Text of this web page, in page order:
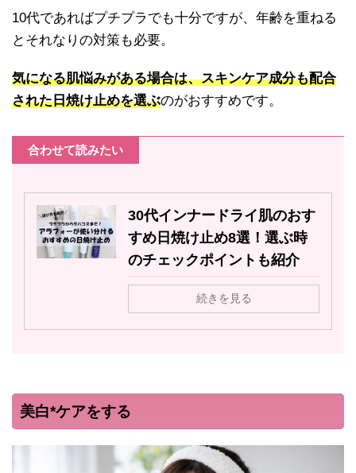
10代であればプチプラでも十分ですが、年齢を重ねる
とそれなりの対策も必要。
気になる肌悩みがある場合は、スキンケア成分も配合
された日焼け止めを選ぶのがおすすめです。
合わせて読みたい
30代インナードライ肌のおす
すめ日焼け止め8選！選ぶ時
のチェックポイントも紹介
続きを見る
美白*ケアをする